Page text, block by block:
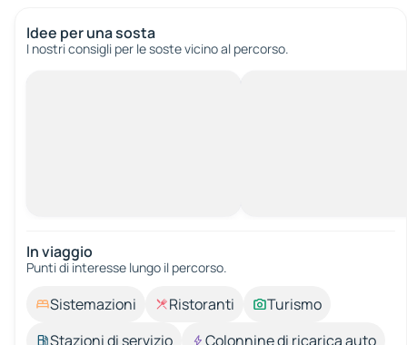
Idee per una sosta
I nostri consigli per le soste vicino al percorso.
In viaggio
Punti di interesse lungo il percorso.
Sistemazioni Ristoranti
Turismo
Stazioni di servizio
Colonnine di ricarica auto